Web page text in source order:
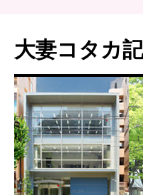
大妻コタカ